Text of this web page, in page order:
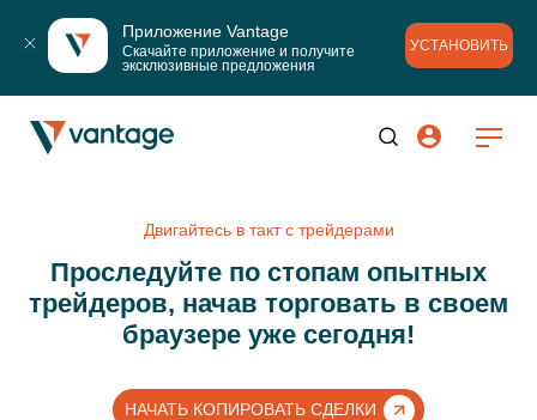
Приложение Vantage
Скачайте приложение и получите
эксклюзивные предложения
УСТАНОВИТЬ
Двигайтесь в такт с трейдерами
Проследуйте по стопам опытных
трейдеров, начав торговать в своем
браузере уже сегодня!
НАЧАТЬ КОПИРОВАТЬ СДЕЛКИ